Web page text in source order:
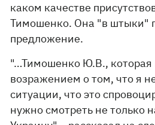
каком качестве
Тимошенко. Она "в штыки"
предложение.
"…Тимошенко Ю.В., которая
возражением о том, что я
ситуации, что это
нужно смотреть не только